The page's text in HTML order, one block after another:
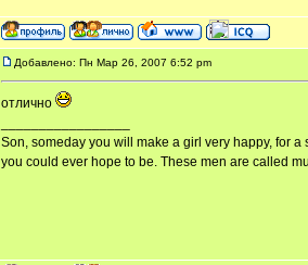
Добавлено: Пн Мар 26, 2007 6:52 pm
отлично
Son, someday you will make a girl very happy, for
you could ever hope to be. These men are called